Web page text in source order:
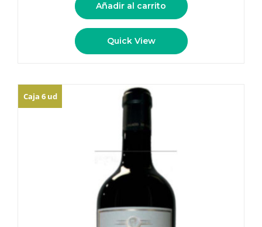
Añadir al carrito
Quick View
Caja 6 ud